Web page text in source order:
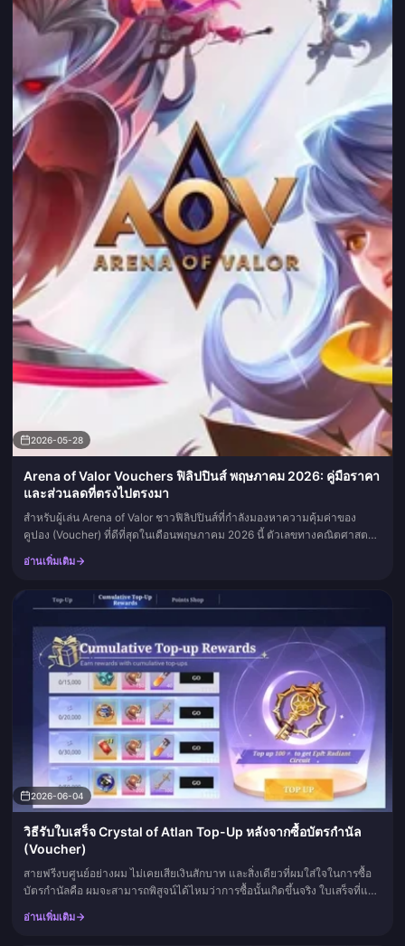
2026-05-28
Arena of Valor Vouchers ฟิลิปปินส์ พฤษภาคม 2026: คู่มือราคา
และส่วนลดที่ตรงไปตรงมา
สำหรับผู้เล่น Arena of Valor ชาวฟิลิปปินส์ที่กำลังมองหาความคุ้มค่าของ
คูปอง (Voucher) ที่ดีที่สุดในเดือนพฤษภาคม 2026 นี้ ตัวเลขทางคณิตศาสตร์
นั้นชัดเจนกว่าที่คู่มือส่วนใหญ่ยอมรับ: แพลตฟอร์มเติมเงินบุ...
อ่านเพิ่มเติม
2026-06-04
วิธีรับใบเสร็จ Crystal of Atlan Top-Up หลังจากซื้อบัตรกำนัล
(Voucher)
สายฟรีงบศูนย์อย่างผม ไม่เคยเสียเงินสักบาท และสิ่งเดียวที่ผมใส่ใจในการซื้อ
บัตรกำนัลคือ ผมจะสามารถพิสูจน์ได้ไหมว่าการซื้อนั้นเกิดขึ้นจริง ใบเสร็จที่แท้
จริงของคุณจะอยู่ในช่องทางใดก็ตามที่ดึงเงินของคุณ...
อ่านเพิ่มเติม